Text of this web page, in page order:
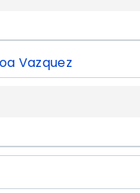
Vazquez